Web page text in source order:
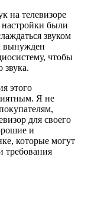
на телевизоре
были
звуком
вынужден
чтобы
звука.
этого
Я не
для своего
и
которые могут
требования